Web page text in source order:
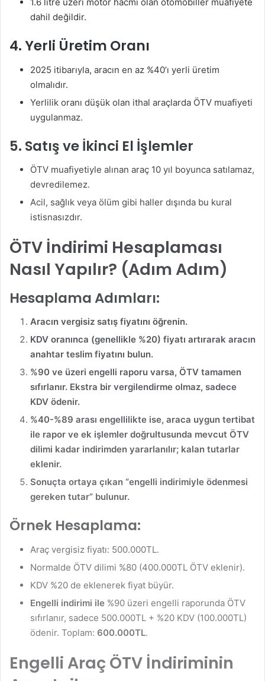
1.6 litre üzeri motor hacmi olan otomobiller muafiyete
dahil değildir.
4. Yerli Üretim Oranı
2025 itibarıyla, aracın en az %40’ı yerli üretim
olmalıdır.
Yerlilik oranı düşük olan ithal araçlarda ÖTV muafiyeti
uygulanmaz.
5. Satış ve İkinci El İşlemler
ÖTV muafiyetiyle alınan araç 10 yıl boyunca satılamaz,
devredilemez.
Acil, sağlık veya ölüm gibi haller dışında bu kural
istisnasızdır.
ÖTV İndirimi Hesaplaması
Nasıl Yapılır? (Adım Adım)
Hesaplama Adımları:
Aracın vergisiz satış fiyatını öğrenin.
KDV oranınca (genellikle %20) fiyatı artırarak aracın
anahtar teslim fiyatını bulun.
%90 ve üzeri engelli raporu varsa, ÖTV tamamen
sıfırlanır. Ekstra bir vergilendirme olmaz, sadece
KDV ödenir.
%40-%89 arası engellilikte ise, araca uygun tertibat
ile rapor ve ek işlemler doğrultusunda mevcut ÖTV
dilimi kadar indirimden yararlanılır; kalan tutarlar
eklenir.
Sonuçta ortaya çıkan “engelli indirimiyle ödenmesi
gereken tutar” bulunur.
Örnek Hesaplama:
Araç vergisiz fiyatı: 500.000TL.
Normalde ÖTV dilimi %80 (400.000TL ÖTV eklenir).
KDV %20 de eklenerek fiyat büyür.
Engelli indirimi ile %90 üzeri engelli raporunda ÖTV
sıfırlanır, sadece 500.000TL + %20 KDV (100.000TL)
ödenir. Toplam: 600.000TL.
Engelli Araç ÖTV İndiriminin